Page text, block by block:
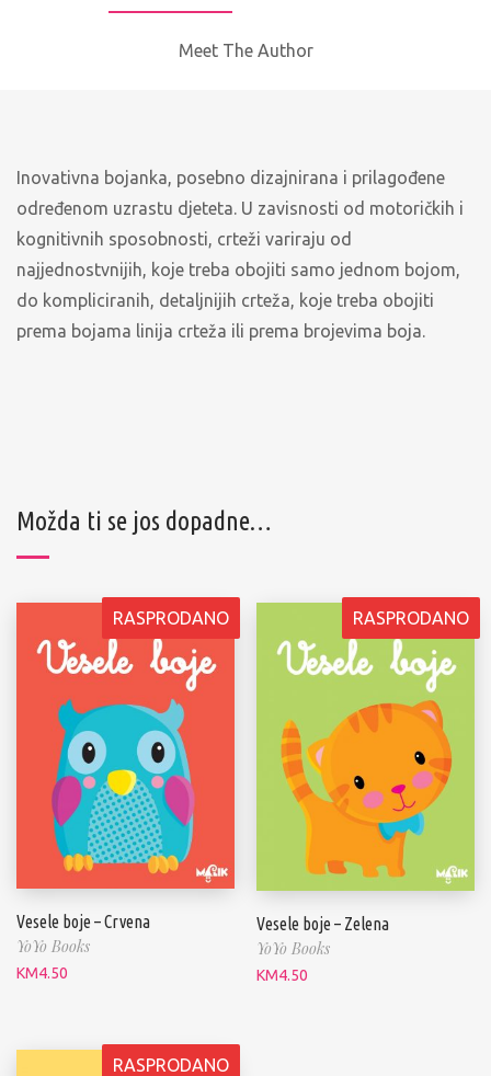
Meet The Author
Inovativna bojanka, posebno dizajnirana i prilagođene
određenom uzrastu djeteta. U zavisnosti od motoričkih i
kognitivnih sposobnosti, crteži variraju od
najjednostvnijih, koje treba obojiti samo jednom bojom,
do kompliciranih, detaljnijih crteža, koje treba obojiti
prema bojama linija crteža ili prema brojevima boja.
Možda ti se jos dopadne…
RASPRODANO
Vesele boje – Crvena
YoYo Books
KM4.50
RASPRODANO
Vesele boje – Zelena
YoYo Books
KM4.50
RASPRODANO